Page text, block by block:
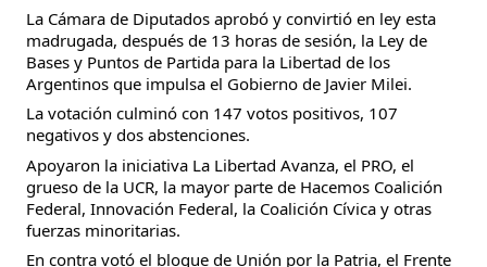
La Cámara de Diputados aprobó y convirtió en ley esta
madrugada, después de 13 horas de sesión, la Ley de
Bases y Puntos de Partida para la Libertad de los
Argentinos que impulsa el Gobierno de Javier Milei.
La votación culminó con 147 votos positivos, 107
negativos y dos abstenciones.
Apoyaron la iniciativa La Libertad Avanza, el PRO, el
grueso de la UCR, la mayor parte de Hacemos Coalición
Federal, Innovación Federal, la Coalición Cívica y otras
fuerzas minoritarias.
En contra votó el bloque de Unión por la Patria, el Frente